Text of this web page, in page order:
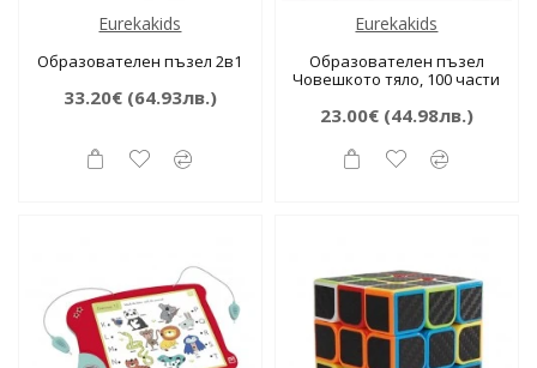
Eurekakids
Образователен пъзел 2в1
33.20€(64.93лв.)
Eurekakids
Образователен пъзел
Човешкото тяло, 100 части
23.00€(44.98лв.)